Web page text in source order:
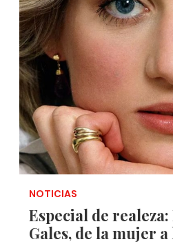
NOTICIAS
Especial de
Gales, de la mujer